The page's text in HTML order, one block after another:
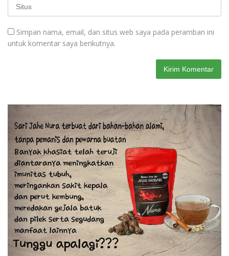
Simpan nama, email, dan situs web saya pada peramban ini
untuk komentar saya berikutnya.